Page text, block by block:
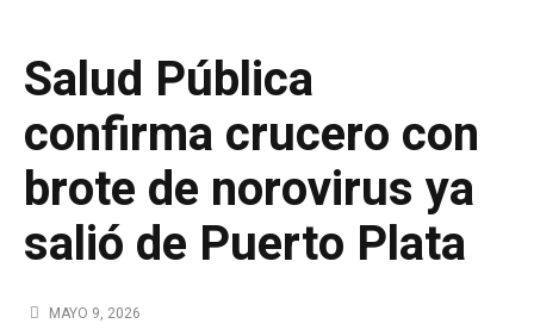
Salud Pública
confirma crucero con
brote de norovirus ya
salió de Puerto Plata
MAYO 9, 2026